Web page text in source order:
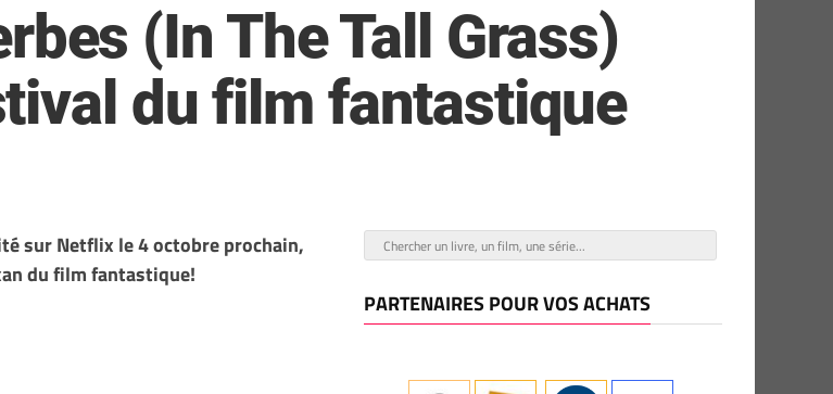
(In The Tall Grass)
du film fantastique
sur Netflix le 4 octobre prochain,
du film fantastique!
PARTENAIRES POUR VOS ACHATS